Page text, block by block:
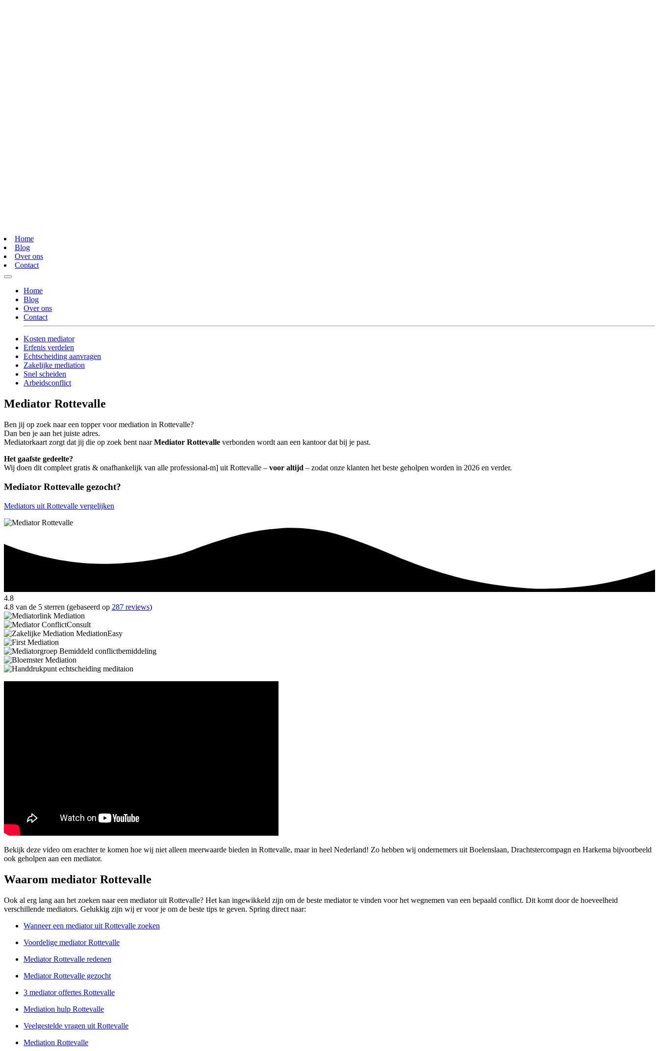
Home
Blog
Over ons
Contact
Home
Blog
Over ons
Contact
Kosten mediator
Erfenis verdelen
Echtscheiding aanvragen
Zakelijke mediation
Snel scheiden
Arbeidsconflict
Mediator Rottevalle
Ben jij op zoek naar een topper voor mediation in Rottevalle?
Dan ben je aan het juiste adres.
Mediatorkaart zorgt dat jij die op zoek bent naarMediator Rottevalle verbonden wordt aan een kantoor dat bij je past.
Het gaafste gedeelte?
Wij doen dit compleet gratis & onafhankelijk van alle professional-m] uit Rottevalle – voor altijd – zodat onze klanten het beste geholpen worden in 2026 en verder.
Mediator Rottevalle gezocht?
Mediators uit Rottevalle vergelijken
4.8
4.8 van de 5 sterren (gebaseerd op 287 reviews)
Bekijk deze video om erachter te komen hoe wij niet alleen meerwaarde bieden in Rottevalle, maar in heel Nederland! Zo hebben wij ondernemers uit Boelenslaan, Drachtstercompagn en Harkema bijvoorbeeld
ook geholpen aan een mediator.
Waarom mediator Rottevalle
Ook al erg lang aan het zoeken naar een mediator uit Rottevalle? Het kan ingewikkeld zijn om de beste mediator te vinden voor het wegnemen van een bepaald conflict. Dit komt door de hoeveelheid
verschillende mediators. Gelukkig zijn wij er voor je om de beste tips te geven. Spring direct naar:
Wanneer een mediator uit Rottevalle zoeken
Voordelige mediator Rottevalle
Mediator Rottevalle redenen
Mediator Rottevalle gezocht
3 mediator offertes Rottevalle
Mediation hulp Rottevalle
Veelgestelde vragen uit Rottevalle
Mediation Rottevalle